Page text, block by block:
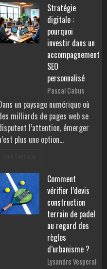
Stratégie
digitale :
pourquoi
investir dans un
accompagnement
SEO
personnalisé
Pascal Cabus
un paysage numérique où
milliards de pages web se
l’attention, émerger
plus une option…
Comment
vérifier l’devis
construction
terrain de padel
au regard des
règles
d’urbanisme ?
Lysandre Vesperal